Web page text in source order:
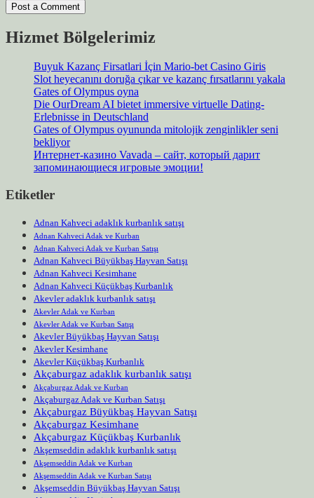
Hizmet Bölgelerimiz
Buyuk Kazanç Firsatlari İçin Mario-bet Casino Giris
Slot heyecanını doruğa çıkar ve kazanç fırsatlarını yakala
Gates of Olympus oyna
Die OurDream AI bietet immersive virtuelle Dating-
Erlebnisse in Deutschland
Gates of Olympus oyununda mitolojik zenginlikler seni
bekliyor
Интернет-казино Vavada – сайт, который дарит
запоминающиеся игровые эмоции!
Etiketler
Adnan Kahveci adaklık kurbanlık satışı
Adnan Kahveci Adak ve Kurban
Adnan Kahveci Adak ve Kurban Satışı
Adnan Kahveci Büyükbaş Hayvan Satışı
Adnan Kahveci Kesimhane
Adnan Kahveci Küçükbaş Kurbanlık
Akevler adaklık kurbanlık satışı
Akevler Adak ve Kurban
Akevler Adak ve Kurban Satışı
Akevler Büyükbaş Hayvan Satışı
Akevler Kesimhane
Akevler Küçükbaş Kurbanlık
Akçaburgaz adaklık kurbanlık satışı
Akçaburgaz Adak ve Kurban
Akçaburgaz Adak ve Kurban Satışı
Akçaburgaz Büyükbaş Hayvan Satışı
Akçaburgaz Kesimhane
Akçaburgaz Küçükbaş Kurbanlık
Akşemseddin adaklık kurbanlık satışı
Akşemseddin Adak ve Kurban
Akşemseddin Adak ve Kurban Satışı
Akşemseddin Büyükbaş Hayvan Satışı